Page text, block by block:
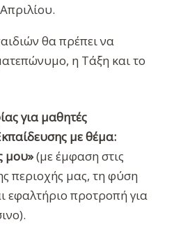
θα πρέπει να
η Τάξη και το
για μαθητές
με θέμα:
μου»(με έμφαση στις
περιοχής μας, τη φύση
εφαλτήριο προτροπή για